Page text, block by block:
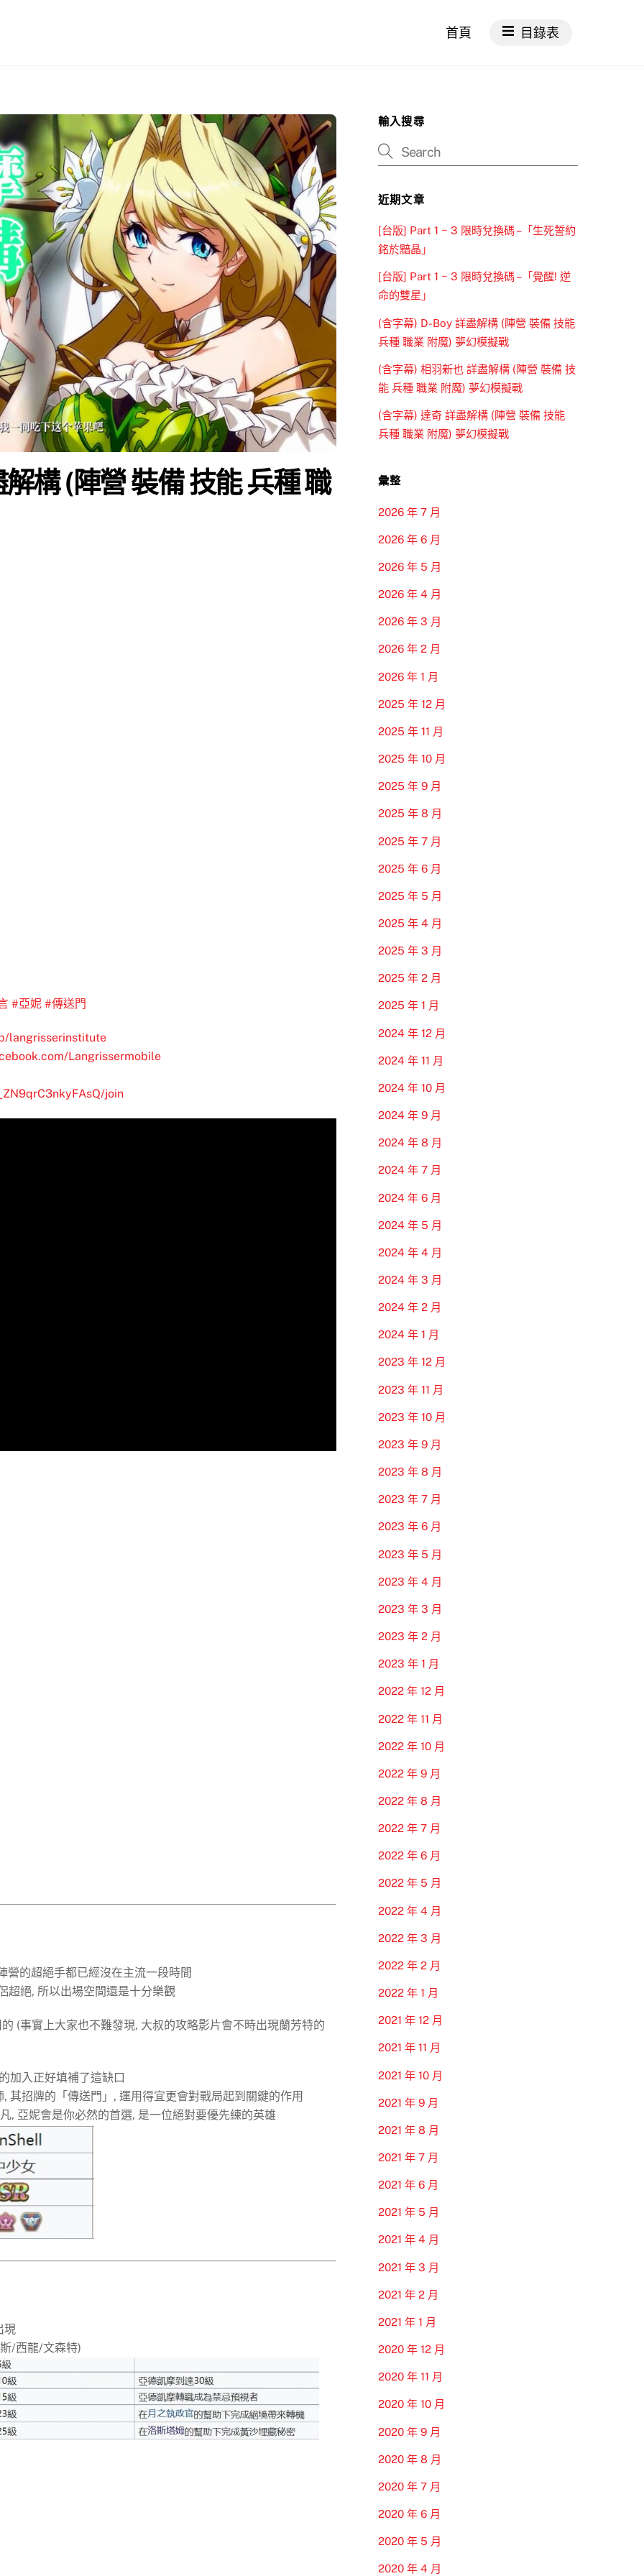
首頁 目錄表
構 (陣營 裝備 技能 兵種 職
#亞妮 #傳送門
langrisserinstitute
Langrissermobile
join
營的超絕手都已經沒在主流一段時間
超絕, 所以出場空間還是十分樂觀
(事實上大家也不難發現, 大叔的攻略影片會不時出現蘭芳特的
加入正好填補了這缺口
其招牌的「傳送門」, 運用得宜更會對戰局起到關鍵的作用
, 亞妮會是你必然的首選, 是一位絕對要優先練的英雄
現
/西龍/文森特)
輸入搜尋
近期文章
[台版] Part 1 ~ 3 限時兌換碼 –「生死誓約
銘於黯晶」
[台版] Part 1 ~ 3 限時兌換碼 –「覺醒! 逆
命的雙星」
(含字幕) D-Boy 詳盡解構 (陣營 裝備 技能
兵種 職業 附魔) 夢幻模擬戰
(含字幕) 相羽新也 詳盡解構 (陣營 裝備 技
能 兵種 職業 附魔) 夢幻模擬戰
(含字幕) 達奇 詳盡解構 (陣營 裝備 技能
兵種 職業 附魔) 夢幻模擬戰
彙整
2026 年 7 月
2026 年 6 月
2026 年 5 月
2026 年 4 月
2026 年 3 月
2026 年 2 月
2026 年 1 月
2025 年 12 月
2025 年 11 月
2025 年 10 月
2025 年 9 月
2025 年 8 月
2025 年 7 月
2025 年 6 月
2025 年 5 月
2025 年 4 月
2025 年 3 月
2025 年 2 月
2025 年 1 月
2024 年 12 月
2024 年 11 月
2024 年 10 月
2024 年 9 月
2024 年 8 月
2024 年 7 月
2024 年 6 月
2024 年 5 月
2024 年 4 月
2024 年 3 月
2024 年 2 月
2024 年 1 月
2023 年 12 月
2023 年 11 月
2023 年 10 月
2023 年 9 月
2023 年 8 月
2023 年 7 月
2023 年 6 月
2023 年 5 月
2023 年 4 月
2023 年 3 月
2023 年 2 月
2023 年 1 月
2022 年 12 月
2022 年 11 月
2022 年 10 月
2022 年 9 月
2022 年 8 月
2022 年 7 月
2022 年 6 月
2022 年 5 月
2022 年 4 月
2022 年 3 月
2022 年 2 月
2022 年 1 月
2021 年 12 月
2021 年 11 月
2021 年 10 月
2021 年 9 月
2021 年 8 月
2021 年 7 月
2021 年 6 月
2021 年 5 月
2021 年 4 月
2021 年 3 月
2021 年 2 月
2021 年 1 月
2020 年 12 月
2020 年 11 月
2020 年 10 月
2020 年 9 月
2020 年 8 月
2020 年 7 月
2020 年 6 月
2020 年 5 月
2020 年 4 月